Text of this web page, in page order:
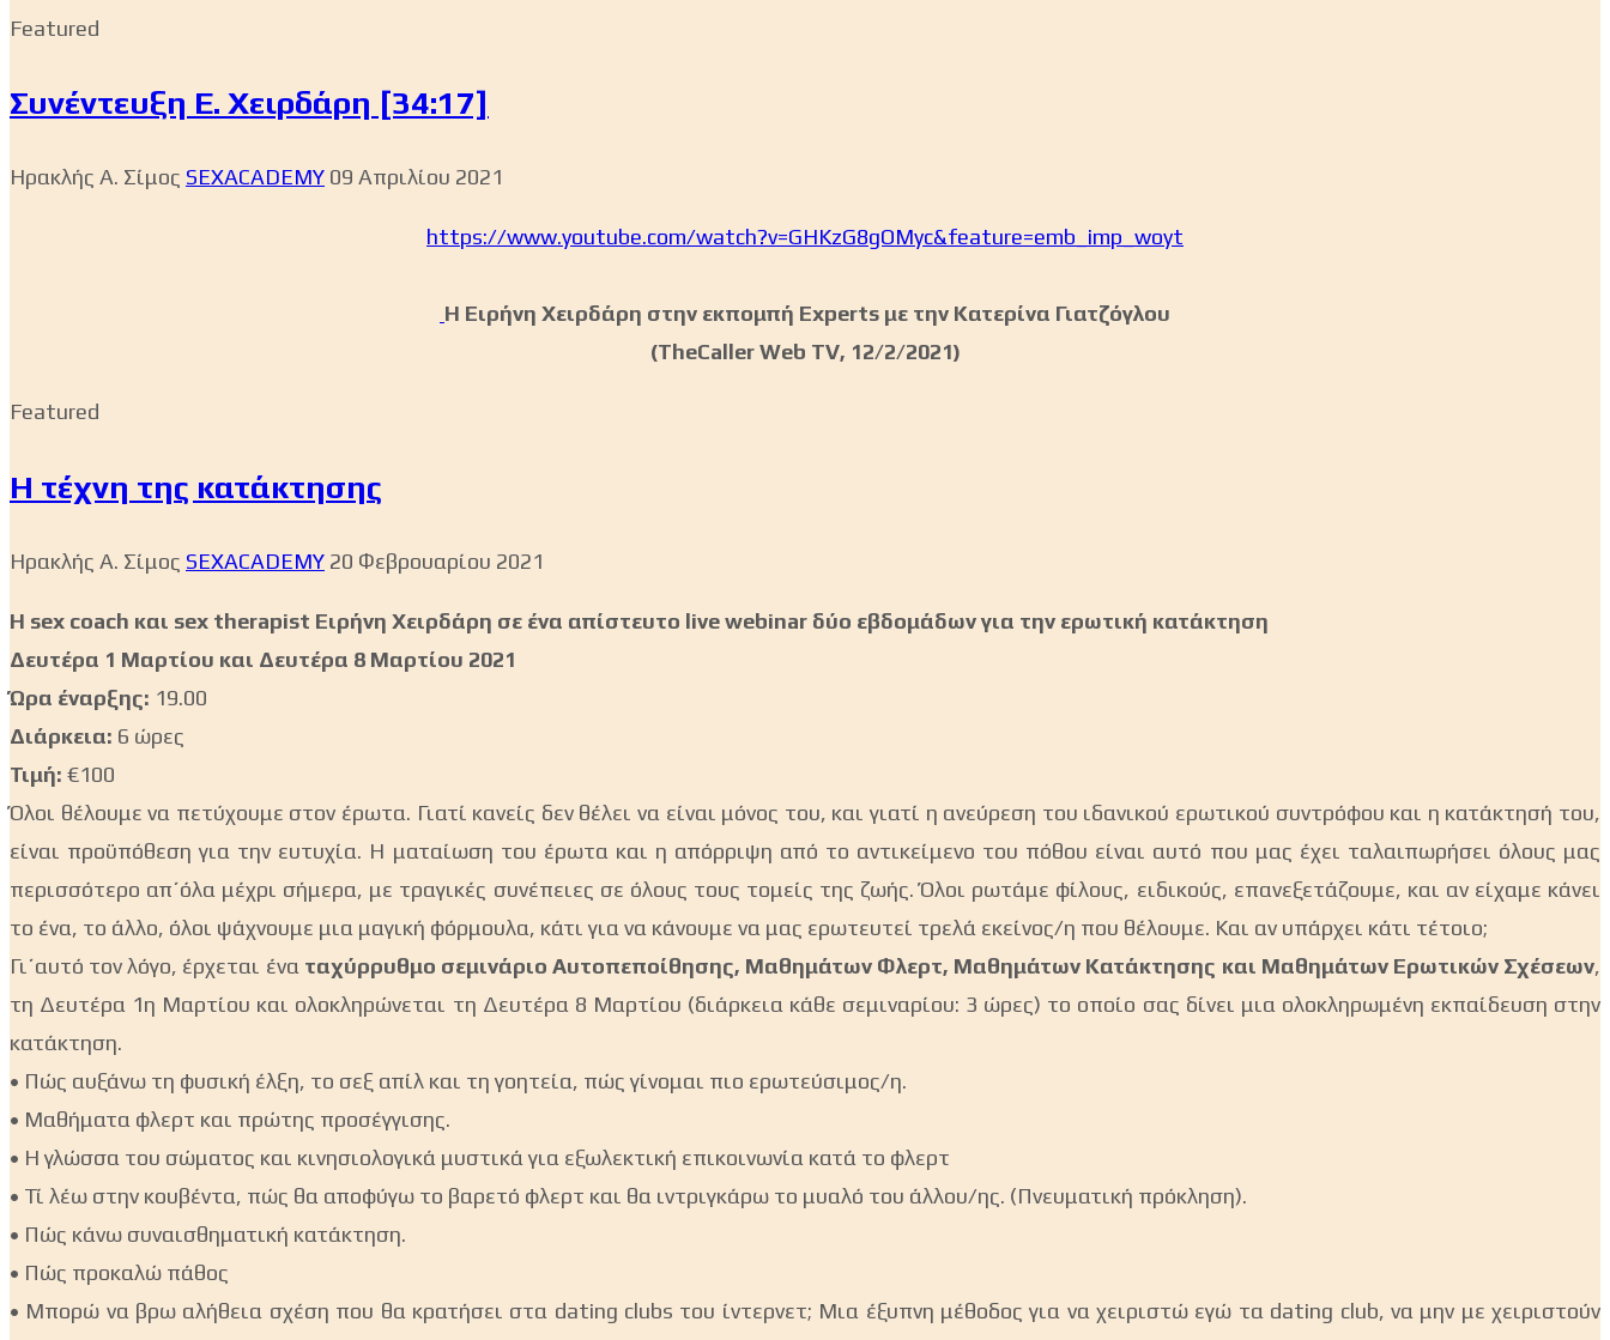
Featured
Συνέντευξη Ε. Χειρδάρη [34:17]
Ηρακλής Α. Σίμος SEXACADEMY 09 Απριλίου 2021
https://www.youtube.com/watch?v=GHKzG8gOMyc&feature=emb_imp_woyt
H Eιρήνη Χειρδάρη στην εκπομπή Experts με την Κατερίνα Γιατζόγλου
(TheCaller Web TV, 12/2/2021)
Featured
Η τέχνη της κατάκτησης
Ηρακλής Α. Σίμος SEXACADEMY 20 Φεβρουαρίου 2021
H sex coach και sex therapist Ειρήνη Χειρδάρη σε ένα απίστευτο live webinar δύο εβδομάδων για την ερωτική κατάκτηση
Δευτέρα 1 Μαρτίου και Δευτέρα 8 Μαρτίου 2021
Ώρα έναρξης: 19.00
Διάρκεια: 6 ώρες
Τιμή: €100
Όλοι θέλουμε να πετύχουμε στον έρωτα. Γιατί κανείς δεν θέλει να είναι μόνος του, και γιατί η ανεύρεση του ιδανικού ερωτικού συντρόφου και η κατάκτησή του,
είναι προϋπόθεση για την ευτυχία. Η ματαίωση του έρωτα και η απόρριψη από το αντικείμενο του πόθου είναι αυτό που μας έχει ταλαιπωρήσει όλους μας
περισσότερο απ΄όλα μέχρι σήμερα, με τραγικές συνέπειες σε όλους τους τομείς της ζωής. Όλοι ρωτάμε φίλους, ειδικούς, επανεξετάζουμε, και αν είχαμε κάνει
το ένα, το άλλο, όλοι ψάχνουμε μια μαγική φόρμουλα, κάτι για να κάνουμε να μας ερωτευτεί τρελά εκείνος/η που θέλουμε. Και αν υπάρχει κάτι τέτοιο;
Γι΄αυτό τον λόγο, έρχεται ένα ταχύρρυθμο σεμινάριο Αυτοπεποίθησης, Μαθημάτων Φλερτ, Μαθημάτων Κατάκτησης και Μαθημάτων Ερωτικών Σχέσεων,
τη Δευτέρα 1η Μαρτίου και ολοκληρώνεται τη Δευτέρα 8 Μαρτίου (διάρκεια κάθε σεμιναρίου: 3 ώρες) το οποίο σας δίνει μια ολοκληρωμένη εκπαίδευση στην
κατάκτηση.
• Πώς αυξάνω τη φυσική έλξη, το σεξ απίλ και τη γοητεία, πώς γίνομαι πιο ερωτεύσιμος/η.
• Mαθήματα φλερτ και πρώτης προσέγγισης.
• Η γλώσσα του σώματος και κινησιολογικά μυστικά για εξωλεκτική επικοινωνία κατά το φλερτ
• Τί λέω στην κουβέντα, πώς θα αποφύγω το βαρετό φλερτ και θα ιντριγκάρω το μυαλό του άλλου/ης. (Πνευματική πρόκληση).
• Πώς κάνω συναισθηματική κατάκτηση.
• Πώς προκαλώ πάθος
• Μπορώ να βρω αλήθεια σχέση που θα κρατήσει στα dating clubs του ίντερνετ; Μια έξυπνη μέθοδος για να χειριστώ εγώ τα dating club, να μην με χειριστούν